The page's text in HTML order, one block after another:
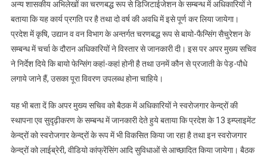
अन्य शासकीय अभिलेखों का चरणबद्ध रूप से डिजिटाईजेशन के सम्बन्ध में अधिकारियों ने
बताया कि यह कार्य प्रगति पर है तथा दो वर्ष की अवधि में इसे पूर्ण कर लिया जायेगा।
प्रदेश में कृषि, उद्यान व वन विभाग के अन्तर्गत चरणबद्ध रूप से बायो-फैन्सिंग सैचुरेशन के
सम्बन्ध में चर्चा के दौरान अधिकारियों ने विस्तार से जानकारी दी। इस पर अपर मुख्य सचिव
ने निर्देश दिये कि बायो फेन्सिंग कहां-कहां होनी है तथा उनमें कौन से प्रजाती के पेड़-पौधे
लगाये जाने हैं, उसका पूरा विवरण उपलब्ध होना चाहिये।
यह भी बता दें कि अपर मुख्य सचिव को बैठक में अधिकारियों ने स्वरोजगार केन्द्रों की
स्थापना एव सुदृढ़ीकरण के सम्बन्ध में जानकारी देते हुये बताया कि प्रदेश के 13 इम्प्लाइमेंट
केन्द्रों को स्वरोजगार केन्द्रों के रूप में भी विकसित किया जा रहा है तथा इन स्वरोजगार
केन्द्रों को लाईब्रेरी, वीडियो कांफ्रेंसिंग आदि सुविधाओं से आच्छादित किया जायेगा। बैठक